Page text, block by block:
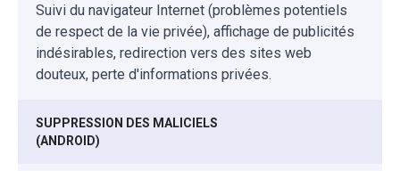
Suivi du navigateur Internet (problèmes potentiels
de respect de la vie privée), affichage de publicités
indésirables, redirection vers des sites web
douteux, perte d'informations privées.
SUPPRESSION DES MALICIELS
(ANDROID)